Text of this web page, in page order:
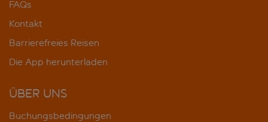
FAQs
Kontakt
Barrierefreies Reisen
Die App herunterladen
ÜBER UNS
Buchungsbedingungen